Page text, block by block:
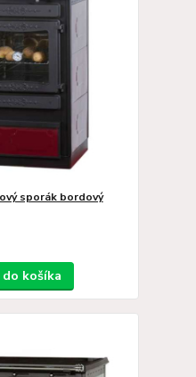
sporák bordový
košíka